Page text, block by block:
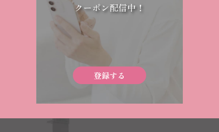
クーポン配信中！
登録する